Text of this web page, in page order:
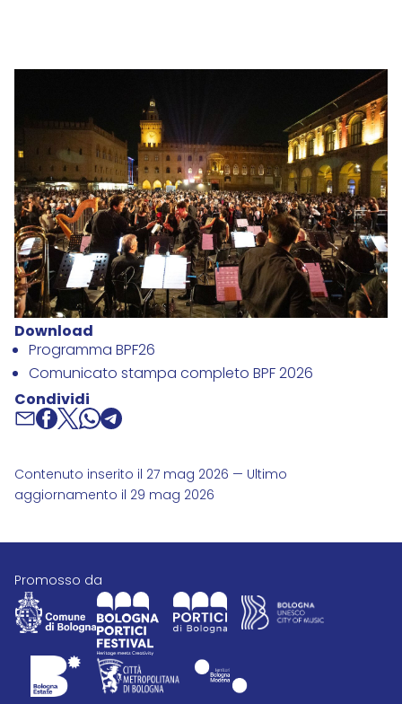
Download
Programma BPF26
Comunicato stampa completo BPF 2026
Condividi
Contenuto inserito il 27 mag 2026 — Ultimo
aggiornamento il 29 mag 2026
promosso da